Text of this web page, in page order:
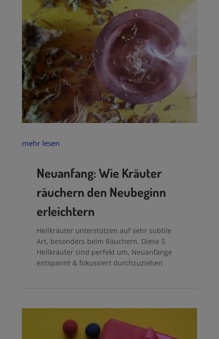
mehr lesen
Neuanfang: Wie Kräuter
räuchern den Neubeginn
erleichtern
Heilkräuter unterstützen auf sehr subtile
Art, besonders beim Räuchern. Diese 5
Heilkräuter sind perfekt um, Neuanfänge
entspannt & fokussiert durchzuziehen